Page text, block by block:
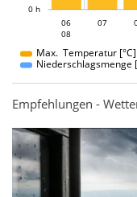
0 h
06
08
07
Max. Temperatur [°C]
Niederschlagsmenge
Empfehlungen -